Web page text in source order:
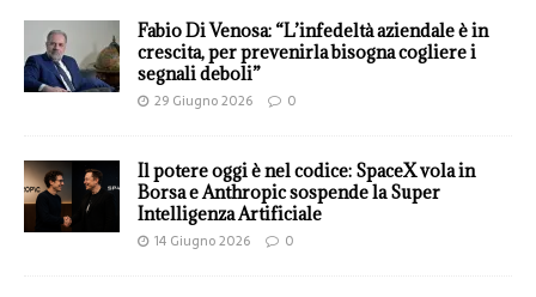
Fabio Di Venosa: “L’infedeltà aziendale è in
crescita, per prevenirla bisogna cogliere i
segnali deboli”
29 Giugno 2026 0
Il potere oggi è nel codice: SpaceX vola in
Borsa e Anthropic sospende la Super
Intelligenza Artificiale
14 Giugno 2026 0